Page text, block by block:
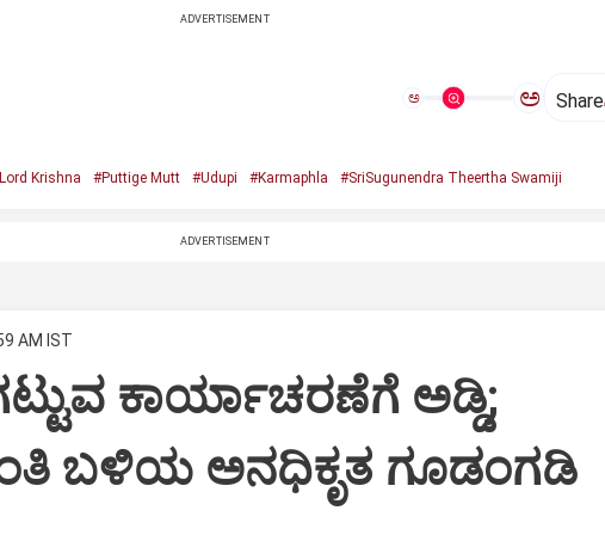
ADVERTISEMENT
ಅ ಅ Share
Krishna #Puttige Mutt #Udupi #Karmaphla #SriSugunendra Theertha Swamiji
ADVERTISEMENT
AM IST
ಕಾರ್ಯಾಚರಣೆಗೆ ಅಡ್ಡಿ;
ಬಳಿಯ ಅನಧಿಕೃತ ಗೂಡಂಗಡಿ